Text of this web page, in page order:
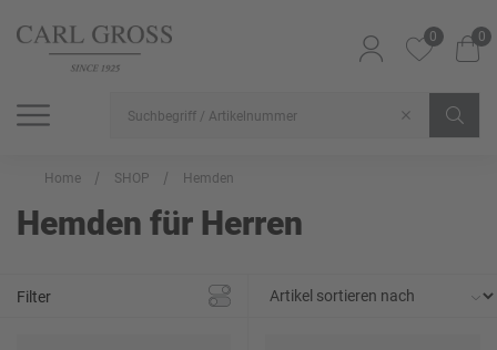
0 0
Home SHOP Hemden
Hemden für Herren
Filter